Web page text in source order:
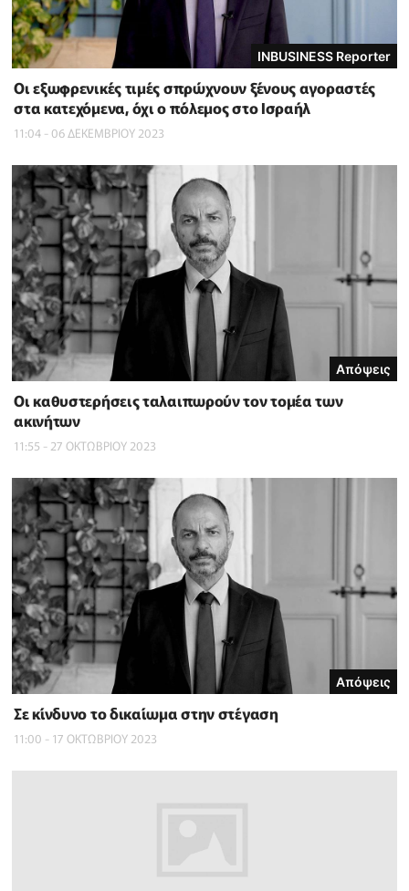
INBUSINESS Reporter
Οι εξωφρενικές τιμές σπρώχνουν ξένους αγοραστές
στα κατεχόμενα, όχι ο πόλεμος στο Ισραήλ
11:04 - 06 ΔΕΚΕΜΒΡΙΟΥ 2023
Απόψεις
Οι καθυστερήσεις ταλαιπωρούν τον τομέα των
ακινήτων
11:55 - 27 ΟΚΤΩΒΡΙΟΥ 2023
Απόψεις
Σε κίνδυνο το δικαίωμα στην στέγαση
11:00 - 17 ΟΚΤΩΒΡΙΟΥ 2023